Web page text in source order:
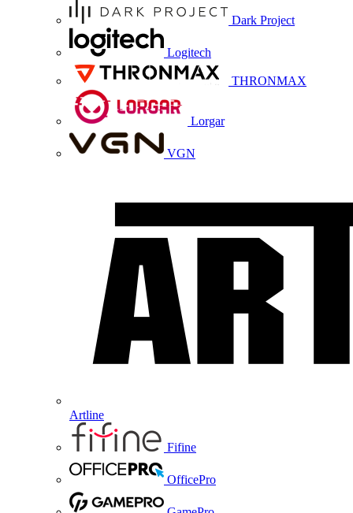
Dark Project
Logitech
THRONMAX
Lorgar
VGN
Artline
Fifine
OfficePro